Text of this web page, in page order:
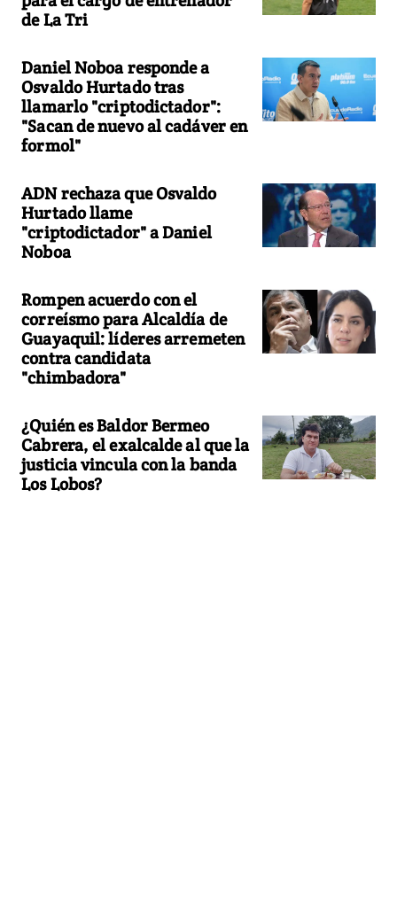
de La Tri
Daniel Noboa responde a
Osvaldo Hurtado tras
llamarlo "criptodictador":
"Sacan de nuevo al cadáver en
formol"
ADN rechaza que Osvaldo
Hurtado llame
"criptodictador" a Daniel
Noboa
Rompen acuerdo con el
correísmo para Alcaldía de
Guayaquil: líderes arremeten
contra candidata
"chimbadora"
¿Quién es Baldor Bermeo
Cabrera, el exalcalde al que la
justicia vincula con la banda
Los Lobos?